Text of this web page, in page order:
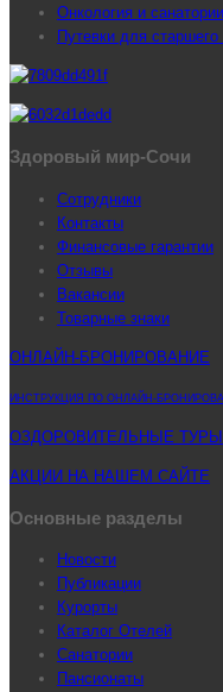
Онкология и санатории
Путевки для старшего
Здоровый мир-Сочи
Сотрудники
Контакты
Финансовые гарантии
Отзывы
Вакансии
Товарные знаки
ОНЛАЙН-БРОНИРОВАНИЕ
ИНСТРУКЦИЯ ПО ОНЛАЙН-
ОЗДОРОВИТЕЛЬНЫЕ ТУРЫ
АКЦИИ НА НАШЕМ САЙТЕ
Основные разделы
Новости
Публикации
Курорты
Каталог Отелей
Санатории
Пансионаты